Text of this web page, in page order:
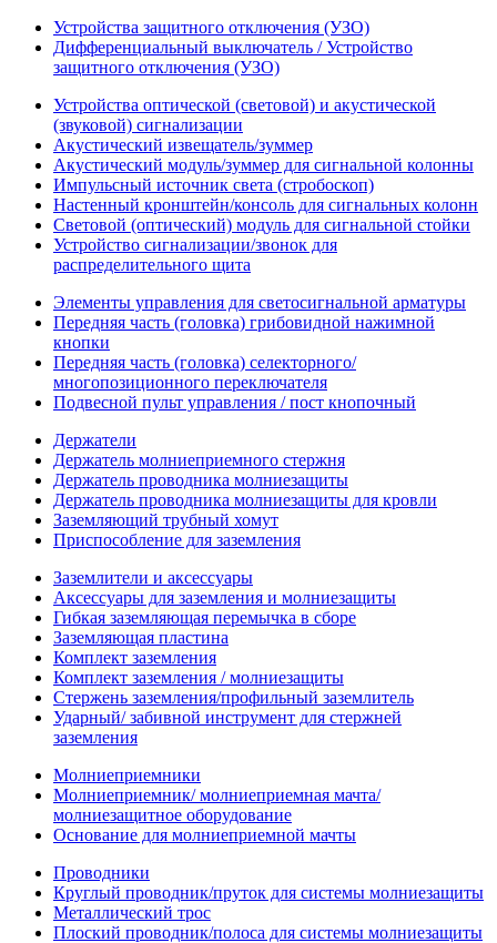
Устройства защитного отключения (УЗО)
Дифференциальный выключатель / Устройство
защитного отключения (УЗО)
Устройства оптической (световой) и акустической
(звуковой) сигнализации
Акустический извещатель/зуммер
Акустический модуль/зуммер для сигнальной колонны
Импульсный источник света (стробоскоп)
Настенный кронштейн/консоль для сигнальных колонн
Световой (оптический) модуль для сигнальной стойки
Устройство сигнализации/звонок для
распределительного щита
Элементы управления для светосигнальной арматуры
Передняя часть (головка) грибовидной нажимной
кнопки
Передняя часть (головка) селекторного/
многопозиционного переключателя
Подвесной пульт управления / пост кнопочный
Держатели
Держатель молниеприемного стержня
Держатель проводника молниезащиты
Держатель проводника молниезащиты для кровли
Заземляющий трубный хомут
Приспособление для заземления
Заземлители и аксессуары
Аксессуары для заземления и молниезащиты
Гибкая заземляющая перемычка в сборе
Заземляющая пластина
Комплект заземления
Комплект заземления / молниезащиты
Стержень заземления/профильный заземлитель
Ударный/ забивной инструмент для стержней
заземления
Молниеприемники
Молниеприемник/ молниеприемная мачта/
молниезащитное оборудование
Основание для молниеприемной мачты
Проводники
Круглый проводник/пруток для системы молниезащиты
Металлический трос
Плоский проводник/полоса для системы молниезащиты